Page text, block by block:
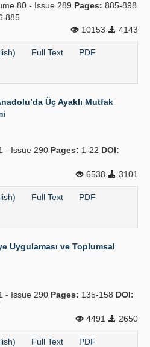
80 - Issue 289 Pages: 885-898
10153
4143
Full Text PDF
Üç Ayaklı Mutfak
- Issue 290 Pages: 1-22 DOI:
6538
3101
Full Text PDF
Uygulaması ve Toplumsal
- Issue 290 Pages: 135-158 DOI:
4491
2650
Full Text PDF